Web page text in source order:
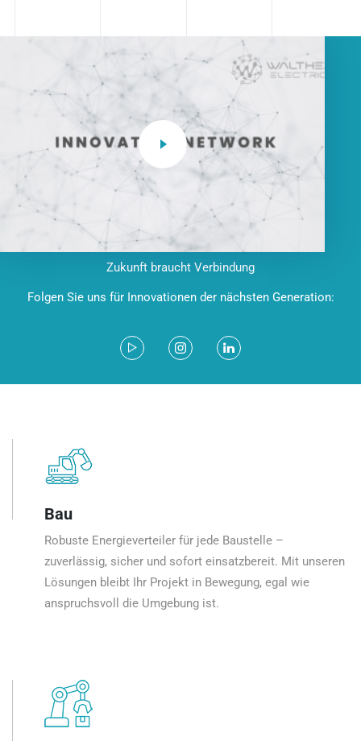
Zukunft braucht Verbindung
Folgen Sie uns für Innovationen der nächsten Generation:
Bau
Robuste Energieverteiler für jede Baustelle –
zuverlässig, sicher und sofort einsatzbereit. Mit unseren
Lösungen bleibt Ihr Projekt in Bewegung, egal wie
anspruchsvoll die Umgebung ist.